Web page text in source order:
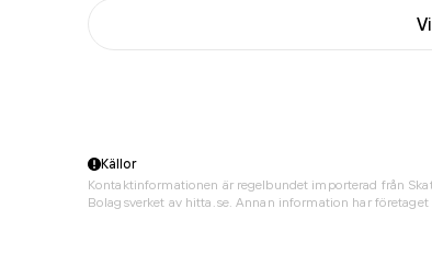
Källor
Kontaktinformationen är regelbundet importerad från
Bolagsverket av hitta.se. Annan information har